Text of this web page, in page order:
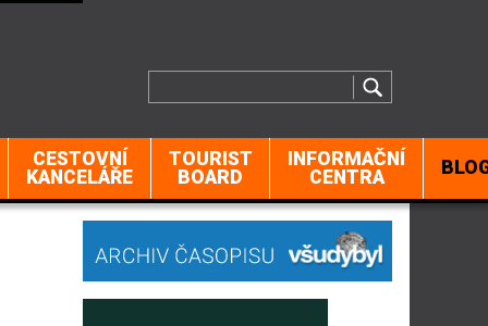
CESTOVNÍ
KANCELÁŘE
TOURIST
BOARD
INFORMAČNÍ
CENTRA